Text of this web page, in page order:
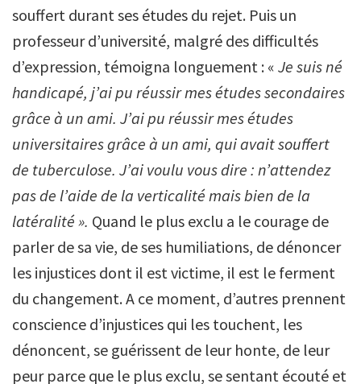
souffert durant ses études du rejet. Puis un
professeur d’université, malgré des difficultés
d’expression, témoigna longuement : « Je suis né
handicapé, j’ai pu réussir mes études secondaires
grâce à un ami. J’ai pu réussir mes études
universitaires grâce à un ami, qui avait souffert
de tuberculose. J’ai voulu vous dire : n’attendez
pas de l’aide de la verticalité mais bien de la
latéralité ». Quand le plus exclu a le courage de
parler de sa vie, de ses humiliations, de dénoncer
les injustices dont il est victime, il est le ferment
du changement. A ce moment, d’autres prennent
conscience d’injustices qui les touchent, les
dénoncent, se guérissent de leur honte, de leur
peur parce que le plus exclu, se sentant écouté et